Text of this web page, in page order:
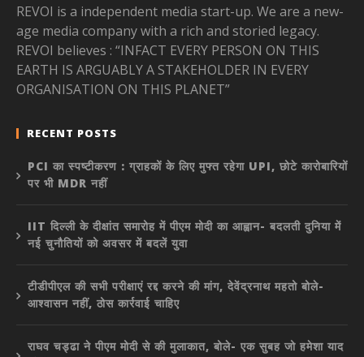
REVOI is a independent media start-up. We are a new-
age media company with a rich and storied legacy.
REVOI believes : “INFACT EVERY PERSON ON THIS
EARTH IS ARGUABLY A STAKEHOLDER IN EVERY
ORGANISATION ON THIS PLANET”
RECENT POSTS
PCI का स्पष्टीकरण : ग्राहकों के लिए मुफ्त रहेगा UPI, छोटे कारोबारियों
पर भी MDR नहीं
IIT दिल्ली के दीक्षांत समारोह में पीएम मोदी का आह्वान- बदलती दुनिया में
नई चुनौतियों को अवसर में बदलें युवा
टीडीपीएल की सभी परीक्षाएं रद्द करने की मांग, देवेंद्रनाथ महतो बोले-
आश्वासन नहीं, ठोस कार्रवाई चाहिए
राघव चड्ढा ने पीएम मोदी से की मुलाकात, बोले- एक सुबह जो हमेशा याद